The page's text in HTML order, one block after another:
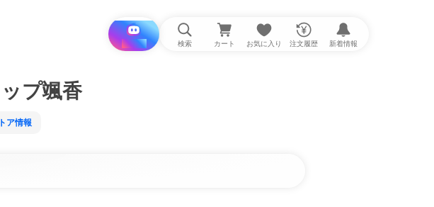
i と探す 検索 カート お気に入り 注文履歴 新着情報
プ颯香
ア情報